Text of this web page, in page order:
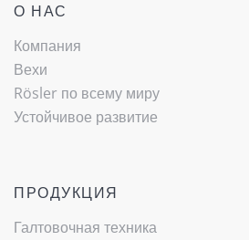
О НАС
Компания
Вехи
Rösler по всему миру
Устойчивое развитие
ПРОДУКЦИЯ
Галтовочная техника